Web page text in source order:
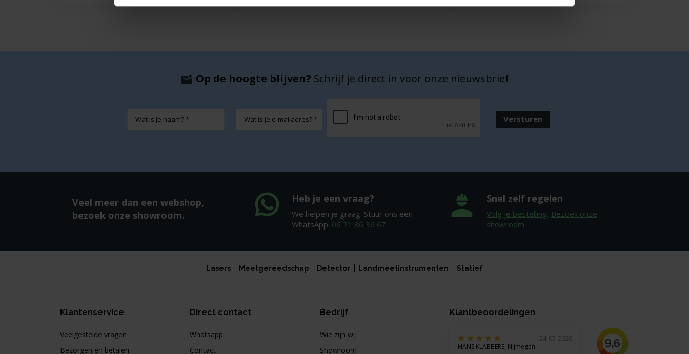
Op de hoogte blijven? Schrijf je direct in voor onze nieuwsbrief
mailadres
Versturen
Veel meer dan een webshop,
bezoek onze showroom.
Heb je een vraag?
We helpen je graag. Stuur ons een
WhatsApp: 06 21 36 36 67
Snel zelf regelen
Volg je bestelling, Bezoek onze
showroom
Lasers Meetgereedschap Detector Landmeetinstrumenten Statief
Klantenservice
Veelgestelde vragen
Bezorgen en betalen
Direct contact
Whatsapp
Contact
Bedrijf
Wie zijn wij
Showroom
Klantbeoordelingen
24-07-2026
HANS KLABBERS, Nijmegen